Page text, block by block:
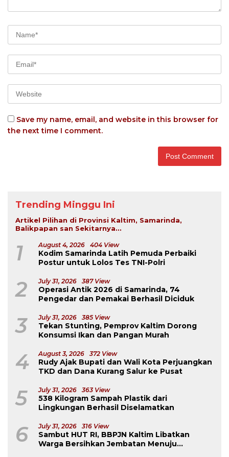
Save my name, email, and website in this browser for
the next time I comment.
Trending Minggu Ini
Artikel Pilihan di Provinsi Kaltim, Samarinda,
Balikpapan san Sekitarnya...
1 August 4, 2026 404 View
Kodim Samarinda Latih Pemuda Perbaiki
Postur untuk Lolos Tes TNI-Polri
2 July 31, 2026 387 View
Operasi Antik 2026 di Samarinda, 74
Pengedar dan Pemakai Berhasil Diciduk
3 July 31, 2026 385 View
Tekan Stunting, Pemprov Kaltim Dorong
Konsumsi Ikan dan Pangan Murah
4 August 3, 2026 372 View
Rudy Ajak Bupati dan Wali Kota Perjuangkan
TKD dan Dana Kurang Salur ke Pusat
5 July 31, 2026 363 View
538 Kilogram Sampah Plastik dari
Lingkungan Berhasil Diselamatkan
6 July 31, 2026 316 View
Sambut HUT RI, BBPJN Kaltim Libatkan
Warga Bersihkan Jembatan Menuju